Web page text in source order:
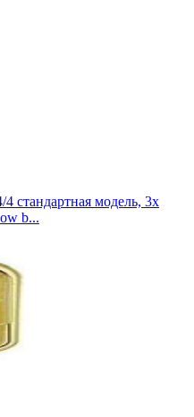
стандартная модель, 3х
b...